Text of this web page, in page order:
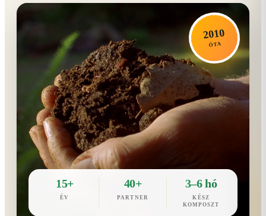
2010
ÓTA
15+
ÉV
40+
PARTNER
3–6 hó
KÉSZ
KOMPOSZT